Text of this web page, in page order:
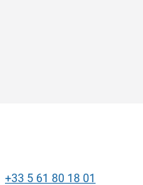
+33 5 61 80 18 01